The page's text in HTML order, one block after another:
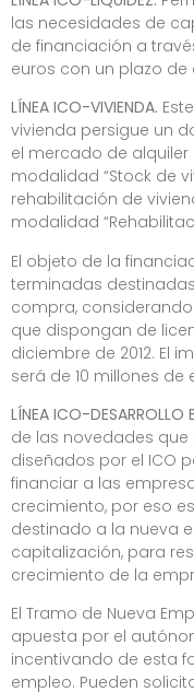
las necesidades de
de financiación a
euros con un plazo
LÍNEA ICO-VIVIENDA.
vivienda persigue un
el mercado de alquiler
modalidad “Stock de
rehabilitación de
modalidad
El objeto de la
terminadas
compra,
que dispongan de
diciembre de 2012. El
será de 10 millones de
LÍNEA ICO-DESARROLLO
de las novedades
diseñados por el ICO
financiar a las
crecimiento, por eso
destinado a la nueva
capitalización, para
crecimiento de la
El Tramo de Nueva
apuesta por el
incentivando de esta
empleo. Pueden